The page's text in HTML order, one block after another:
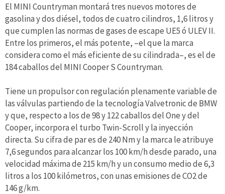
El MINI Countryman monta­rá tres nuevos motores de
gasolina y dos diésel, todos de cuatro cilindros, 1,6 litros y
que cumplen las normas de gases de escape UE5 ó ULEV II.
Entre los primeros, el más potente, –el que la marca
conside­ra como el más eficiente de su cilindrada–, es el de
184 caballos del MINI Cooper S Countryman.
Tiene un propulsor con regulación plenamente variable de
las válvulas partiendo de la tecnología Valvetronic de BMW
y que, respecto a los de 98 y 122 caballos del One y del
Cooper, incorpora el turbo Twin-Scroll y la inyección
directa. Su cifra de par es de 240 Nm y la marca le atribuye
7,6 segundos para alcanzar los 100 km/h desde para­do, una
velocidad máxi­ma de 215 km/h y un con­sumo medio de 6,3
litros a los 100 kilómetros, con unas emisiones de CO2 de
146 g/km.